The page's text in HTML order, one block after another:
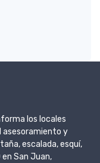
los locales
asesoramiento y
escalada, esquí,
San Juan,